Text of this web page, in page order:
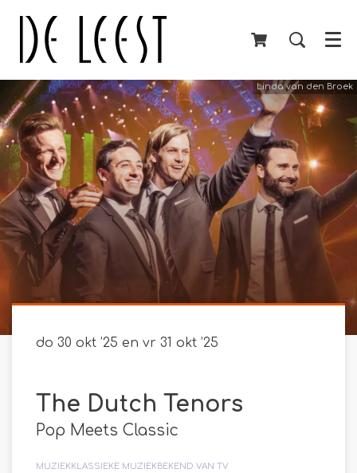
Menu
Linda van den Broek
The Dutch Tenors
Pop Meets Classic
do 30 okt ’25 en vr 31 okt ’25
MUZIEK KLASSIEKE MUZIEK BEKEND VAN TV